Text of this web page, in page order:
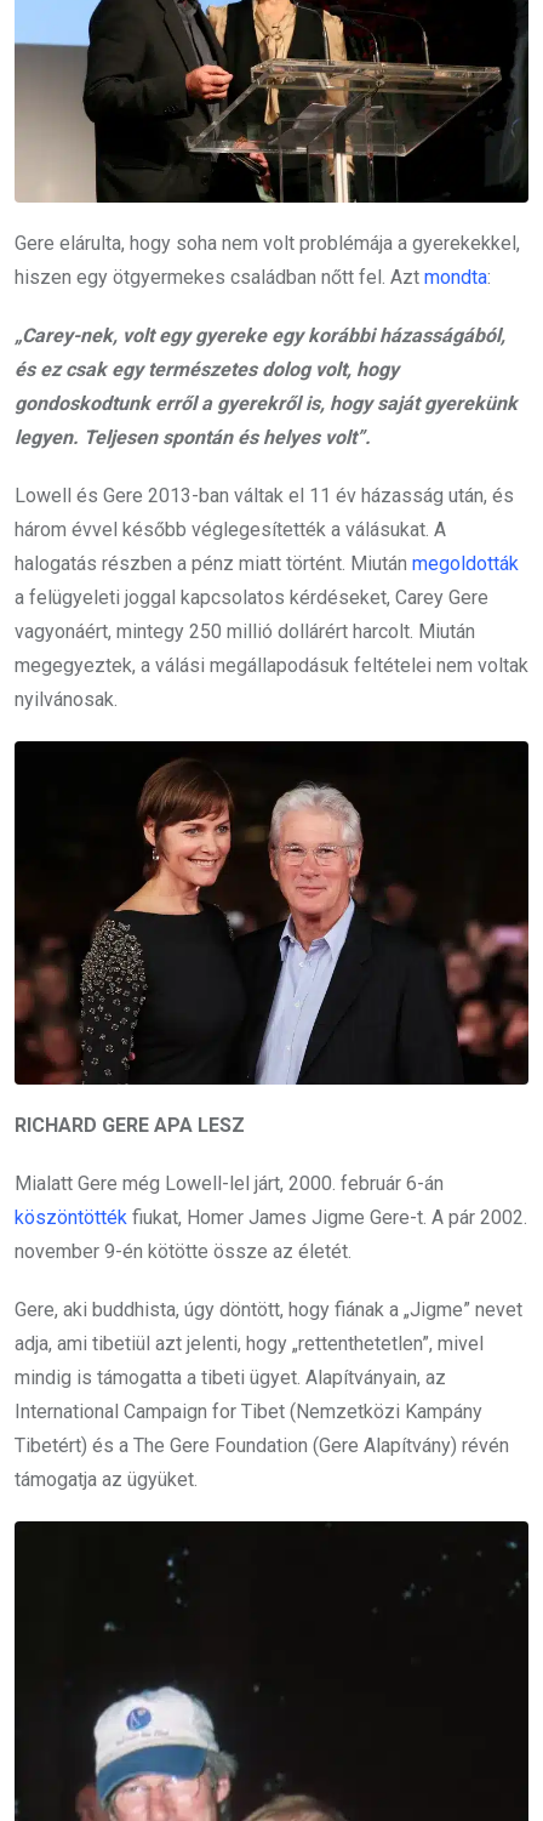
Gere elárulta, hogy soha nem volt problémája a gyerekekkel,
hiszen egy ötgyermekes családban nőtt fel. Azt mondta:
„Carey-nek, volt egy gyereke egy korábbi házasságából,
és ez csak egy természetes dolog volt, hogy
gondoskodtunk erről a gyerekről is, hogy saját gyerekünk
legyen. Teljesen spontán és helyes volt”.
Lowell és Gere 2013-ban váltak el 11 év házasság után, és
három évvel később véglegesítették a válásukat. A
halogatás részben a pénz miatt történt. Miután megoldották
a felügyeleti joggal kapcsolatos kérdéseket, Carey Gere
vagyonáért, mintegy 250 millió dollárért harcolt. Miután
megegyeztek, a válási megállapodásuk feltételei nem voltak
nyilvánosak.
RICHARD GERE APA LESZ
Mialatt Gere még Lowell-lel járt, 2000. február 6-án
köszöntötték fiukat, Homer James Jigme Gere-t. A pár 2002.
november 9-én kötötte össze az életét.
Gere, aki buddhista, úgy döntött, hogy fiának a „Jigme” nevet
adja, ami tibetiül azt jelenti, hogy „rettenthetetlen”, mivel
mindig is támogatta a tibeti ügyet. Alapítványain, az
International Campaign for Tibet (Nemzetközi Kampány
Tibetért) és a The Gere Foundation (Gere Alapítvány) révén
támogatja az ügyüket.